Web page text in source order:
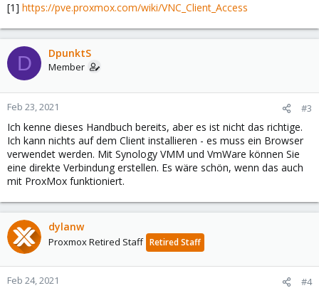
[1] https://pve.proxmox.com/wiki/VNC_Client_Access
D DpunktS
Member
Feb 23, 2021 #3
Ich kenne dieses Handbuch bereits, aber es ist nicht das richtige.
Ich kann nichts auf dem Client installieren - es muss ein Browser
verwendet werden. Mit Synology VMM und VmWare können Sie
eine direkte Verbindung erstellen. Es wäre schön, wenn das auch
mit ProxMox funktioniert.
dylanw
Proxmox Retired Staff Retired Staff
Feb 24, 2021 #4